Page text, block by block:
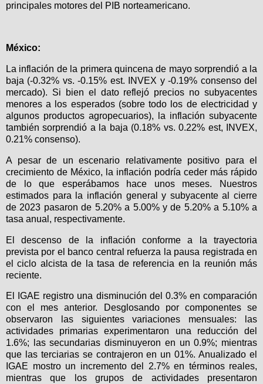
principales motores del PIB norteamericano.
México:
La inflación de la primera quincena de mayo sorprendió a la
baja (-0.32% vs. -0.15% est. INVEX y -0.19% consenso del
mercado). Si bien el dato reflejó precios no subyacentes
menores a los esperados (sobre todo los de electricidad y
algunos productos agropecuarios), la inflación subyacente
también sorprendió a la baja (0.18% vs. 0.22% est, INVEX,
0.21% consenso).
A pesar de un escenario relativamente positivo para el
crecimiento de México, la inflación podría ceder más rápido
de lo que esperábamos hace unos meses. Nuestros
estimados para la inflación general y subyacente al cierre
de 2023 pasaron de 5.20% a 5.00% y de 5.20% a 5.10% a
tasa anual, respectivamente.
El descenso de la inflación conforme a la trayectoria
prevista por el banco central refuerza la pausa registrada en
el ciclo alcista de la tasa de referencia en la reunión más
reciente.
El IGAE registro una disminución del 0.3% en comparación
con el mes anterior. Desglosando por componentes se
observaron las siguientes variaciones mensuales: las
actividades primarias experimentaron una reducción del
1.6%; las secundarias disminuyeron en un 0.9%; mientras
que las terciarias se contrajeron en un 01%. Anualizado el
IGAE mostro un incremento del 2.7% en términos reales,
mientras que los grupos de actividades presentaron